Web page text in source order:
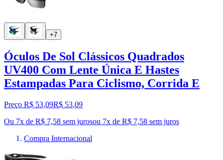
+7
Óculos De Sol Clássicos Quadrados
UV400 Com Lente Única E Hastes
Estampadas Para Ciclismo, Corrida E
Preço R$ 53,09R$ 53,09
Ou 7x de R$ 7,58 sem jurosou 7x de R$ 7,58 sem juros
Compra Internacional